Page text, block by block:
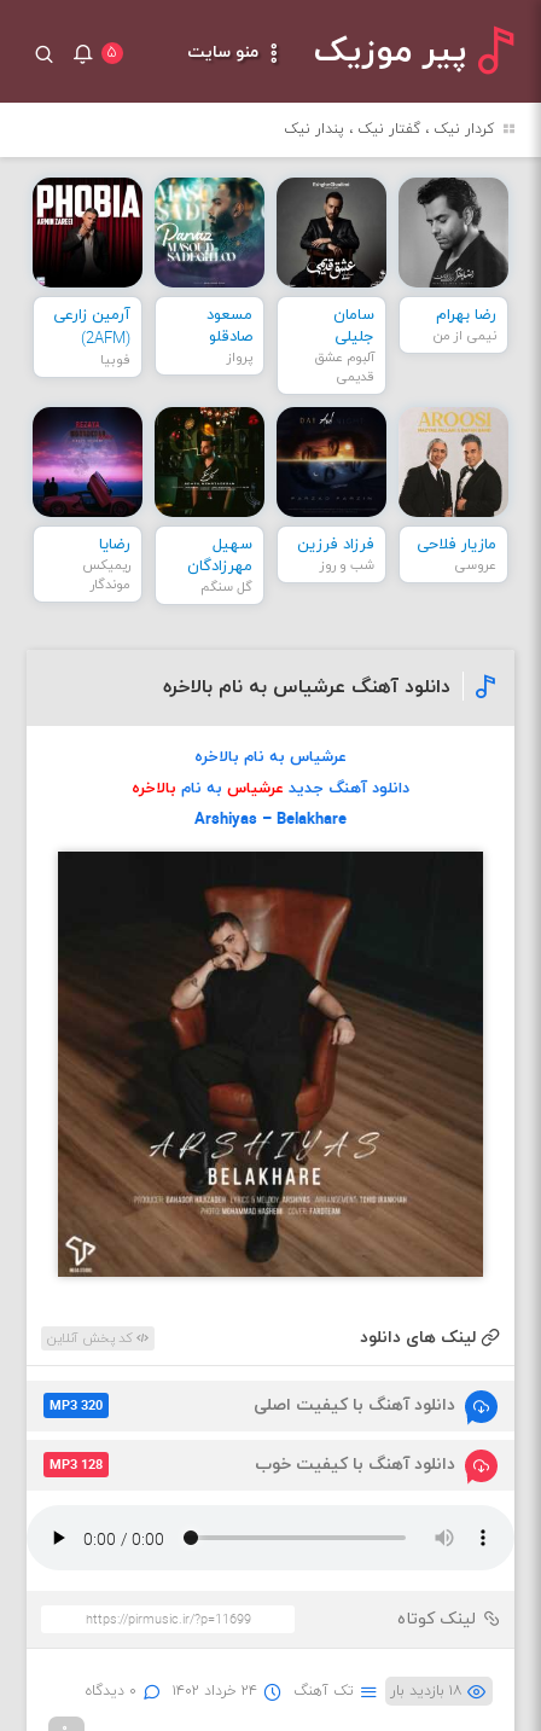
پیر موزیک منو سایت ۵
کردار نیک ، گفتار نیک ، پندار نیک
رضا بهرام
نیمی از من
سامان
جلیلی
آلبوم عشق
قدیمی
مسعود
صادقلو
پرواز
آرمین زارعی
(2AFM)
فوبیا
مازیار فلاحی
عروسی
فرزاد فرزین
شب و روز
سهیل
مهرزادگان
گل سنگم
رضایا
ریمیکس
موندگار
دانلود آهنگ عرشیاس به نام بالاخره
عرشیاس به نام بالاخره
دانلود آهنگ جدید عرشیاس به نام بالاخره
Arshiyas – Belakhare
لینک های دانلود کد پخش آنلاین
دانلود آهنگ با کیفیت اصلی MP3 320
دانلود آهنگ با کیفیت خوب MP3 128
لینک کوتاه
۱۸ بازدید بار تک آهنگ ۲۴ خرداد ۱۴۰۲ ۰ دیدگاه